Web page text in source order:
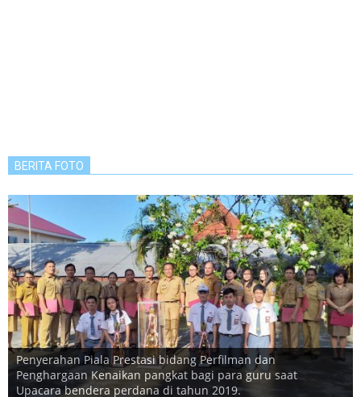
BERITA FOTO
Penyerahan Piala Prestasi bidang Perfilman dan
Penghargaan Kenaikan pangkat bagi para guru saat
Upacara bendera perdana di tahun 2019.